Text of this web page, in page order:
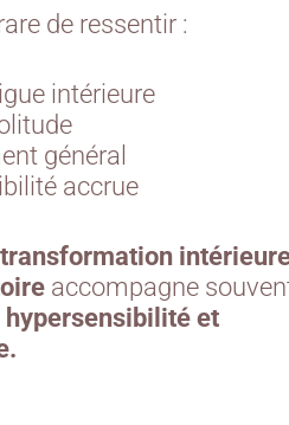
de ressentir :
intérieure
général
accrue
accompagne
hypersensibilité et